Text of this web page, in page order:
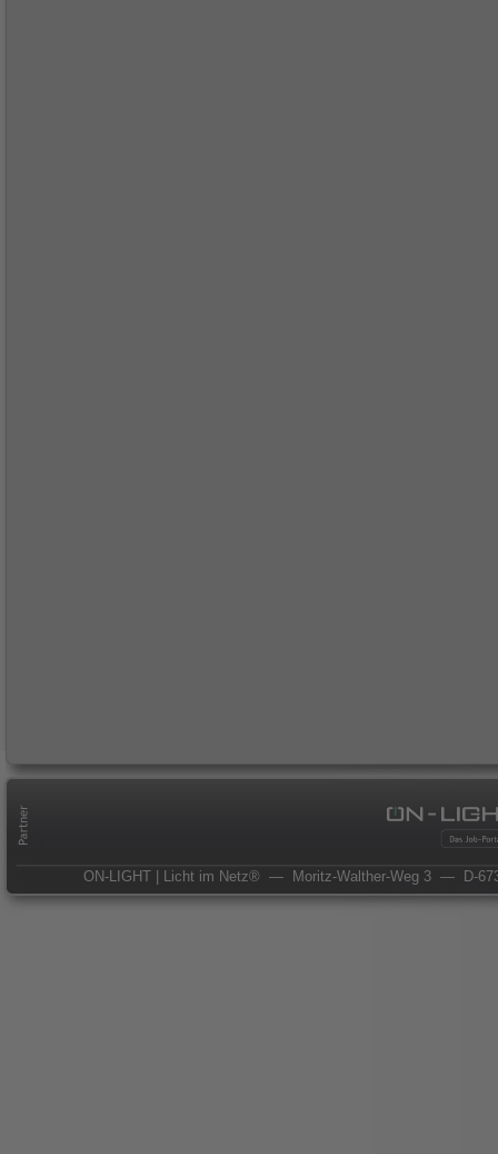
ON-LIGHT | Licht im Netz® — Moritz-Walther-Weg 3 — D-